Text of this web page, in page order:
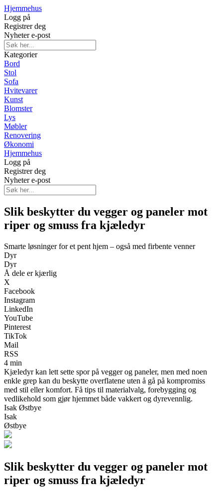
Hjemmehus
Logg på
Registrer deg
Nyheter e-post
Kategorier
Bord
Stol
Sofa
Hvitevarer
Kunst
Blomster
Lys
Møbler
Renovering
Økonomi
Hjemmehus
Logg på
Registrer deg
Nyheter e-post
Slik beskytter du vegger og paneler mot
riper og smuss fra kjæledyr
Smarte løsninger for et pent hjem – også med firbente venner
Dyr
Dyr
Å dele er kjærlig
X
Facebook
Instagram
LinkedIn
YouTube
Pinterest
TikTok
Mail
RSS
4 min
Kjæledyr kan lett sette spor på vegger og paneler, men med noen
enkle grep kan du beskytte overflatene uten å gå på kompromiss
med stil eller komfort. Få tips til materialvalg, forebygging og
vedlikehold som gjør hjemmet både vakkert og dyrevennlig.
Isak Østbye
Isak
Østbye
Slik beskytter du vegger og paneler mot
riper og smuss fra kjæledyr